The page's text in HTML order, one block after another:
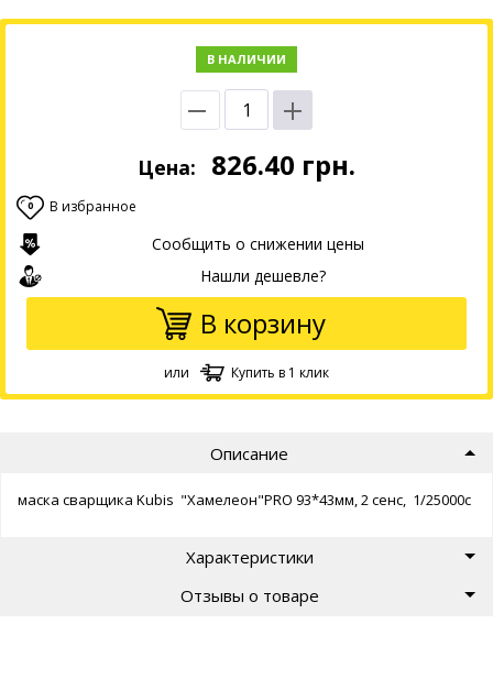
В НАЛИЧИИ
Цена: 826.40 грн.
0 В избранное
Сообщить о снижении цены
Нашли дешевле?
В корзину
или Купить в 1 клик
Описание
маска сварщика Kubis "Хамелеон"PRO 93*43мм, 2 сенс, 1/25000с
Характеристики
Отзывы о товаре